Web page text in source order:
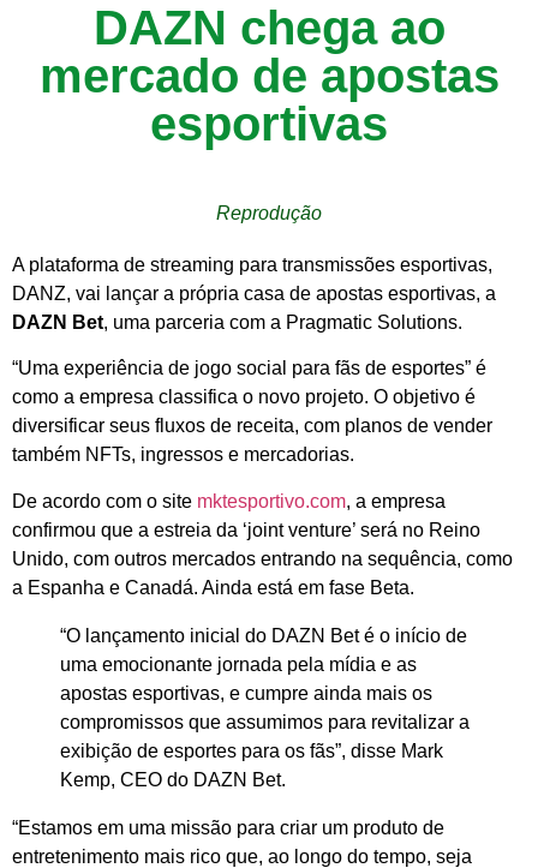
DAZN chega ao
mercado de apostas
esportivas
Reprodução
A plataforma de streaming para transmissões esportivas,
DANZ, vai lançar a própria casa de apostas esportivas, a
DAZN Bet, uma parceria com a Pragmatic Solutions.
“Uma experiência de jogo social para fãs de esportes” é
como a empresa classifica o novo projeto. O objetivo é
diversificar seus fluxos de receita, com planos de vender
também NFTs, ingressos e mercadorias.
De acordo com o site mktesportivo.com, a empresa
confirmou que a estreia da ‘joint venture’ será no Reino
Unido, com outros mercados entrando na sequência, como
a Espanha e Canadá. Ainda está em fase Beta.
“O lançamento inicial do DAZN Bet é o início de
uma emocionante jornada pela mídia e as
apostas esportivas, e cumpre ainda mais os
compromissos que assumimos para revitalizar a
exibição de esportes para os fãs”, disse Mark
Kemp, CEO do DAZN Bet.
“Estamos em uma missão para criar um produto de
entretenimento mais rico que, ao longo do tempo, seja